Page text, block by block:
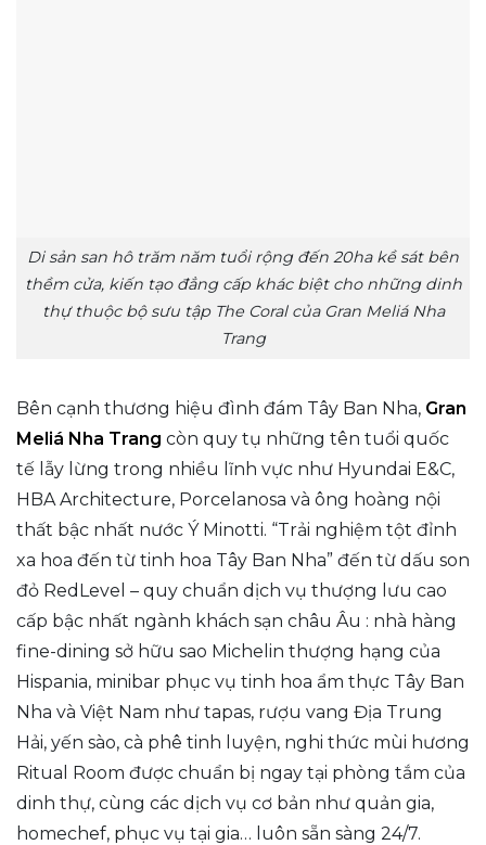
Di sản san hô trăm năm tuổi rộng đến 20ha kề sát bên
thềm cửa, kiến tạo đẳng cấp khác biệt cho những dinh
thự thuộc bộ sưu tập The Coral của Gran Meliá Nha
Trang
Bên cạnh thương hiệu đình đám Tây Ban Nha, Gran
Meliá Nha Trang còn quy tụ những tên tuổi quốc
tế lẫy lừng trong nhiều lĩnh vực như Hyundai E&C,
HBA Architecture, Porcelanosa và ông hoàng nội
thất bậc nhất nước Ý Minotti. “Trải nghiệm tột đỉnh
xa hoa đến từ tinh hoa Tây Ban Nha” đến từ dấu son
đỏ RedLevel – quy chuẩn dịch vụ thượng lưu cao
cấp bậc nhất ngành khách sạn châu Âu : nhà hàng
fine-dining sở hữu sao Michelin thượng hạng của
Hispania, minibar phục vụ tinh hoa ẩm thực Tây Ban
Nha và Việt Nam như tapas, rượu vang Địa Trung
Hải, yến sào, cà phê tinh luyện, nghi thức mùi hương
Ritual Room được chuẩn bị ngay tại phòng tắm của
dinh thự, cùng các dịch vụ cơ bản như quản gia,
homechef, phục vụ tại gia… luôn sẵn sàng 24/7.